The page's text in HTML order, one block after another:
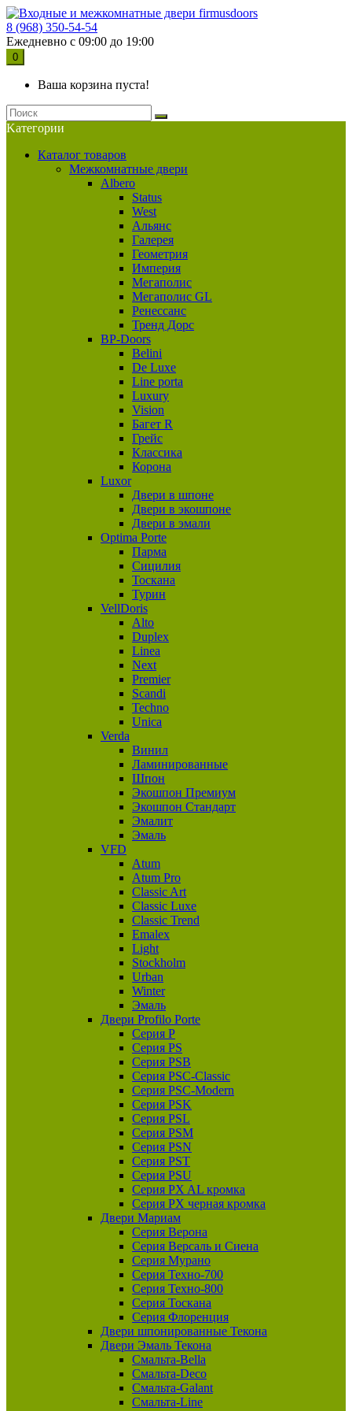
8 (968) 350-54-54
Ежедневно с 09:00 до 19:00
0
Ваша корзина пуста!
Kатегории
Каталог товаров
Межкомнатные двери
Albero
Status
West
Альянс
Галерея
Геометрия
Империя
Мегаполис
Мегаполис GL
Ренессанс
Тренд Дорс
BP-Doors
Belini
De Luxe
Line porta
Luxury
Vision
Багет R
Грейс
Классика
Корона
Luxor
Двери в шпоне
Двери в экошпоне
Двери в эмали
Optima Porte
Парма
Сицилия
Тоскана
Турин
VellDoris
Alto
Duplex
Linea
Next
Premier
Scandi
Techno
Unica
Verda
Винил
Ламинированные
Шпон
Экошпон Премиум
Экошпон Стандарт
Эмалит
Эмаль
VFD
Atum
Atum Pro
Classic Art
Classic Luxe
Classic Trend
Emalex
Light
Stockholm
Urban
Winter
Эмаль
Двери Profilo Porte
Серия P
Серия PS
Серия PSB
Серия PSC-Classic
Серия PSC-Modern
Серия PSK
Серия PSL
Серия PSM
Серия PSN
Серия PST
Серия PSU
Серия PX AL кромка
Серия PX черная кромка
Двери Мариам
Серия Верона
Серия Версаль и Сиена
Серия Мурано
Серия Техно-700
Серия Техно-800
Серия Тоскана
Серия Флоренция
Двери шпонированные Текона
Двери Эмаль Текона
Смальта-Bella
Смальта-Deco
Смальта-Galant
Смальта-Line